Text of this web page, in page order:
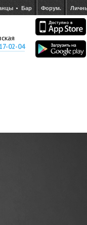
Бар Форум.
02-04